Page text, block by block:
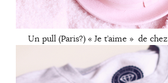
Un pull (Paris?) « Je t’aime » de chez